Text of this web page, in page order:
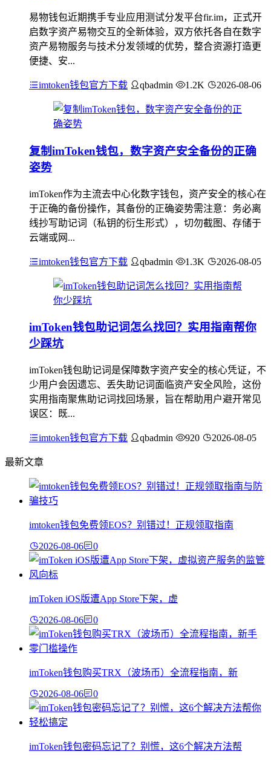
易物钱包近期携手专业应用测试分发平台fir.im，正式开
启数字资产易物交互的全新体验，双方依托各自在数字
资产易物服务与技术分发领域的优势，整合资源打造更
便捷、安...
imtoken钱包官方下载 qbadmin 1.2K 2026-08-06
复制imToken钱包，数字资产安全备份的正确
姿势
imToken作为主流去中心化数字钱包，资产安全的核心在
于正确的备份操作，其备份的正确姿势需注意：务必离
线抄写助记词（私钥的衍生形式），切勿截图、存储于
云端或网...
imtoken钱包官方下载 qbadmin 1.3K 2026-08-05
imToken钱包助记词怎么找回？实用指南帮你
少踩坑
imToken钱包助记词是保障数字资产安全的核心凭证，不
少用户会因遗忘、丢失助记词面临资产安全风险，这份
实用指南聚焦助记词找回场景，旨在帮助用户避开常见
误区：既...
imtoken钱包官方下载 qbadmin 920 2026-08-05
最新文章
imtoken钱包免费领EOS？别错过！正规领取指南
2026-08-06 0
imToken iOS版遭App Store下架，虚
2026-08-06 0
imToken钱包购买TRX（波场币）全流程指南，新
2026-08-06 0
imToken钱包密码忘记了？别慌，这6个解决方法帮